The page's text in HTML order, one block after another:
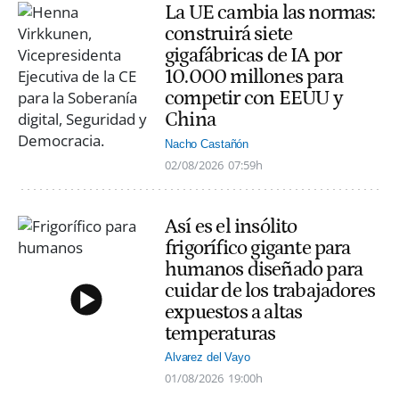
La UE cambia las normas:
construirá siete
gigafábricas de IA por
10.000 millones para
competir con EEUU y
China
Nacho Castañón
02/08/2026 07:59h
Así es el insólito
frigorífico gigante para
humanos diseñado para
cuidar de los trabajadores
expuestos a altas
temperaturas
Alvarez del Vayo
01/08/2026 19:00h